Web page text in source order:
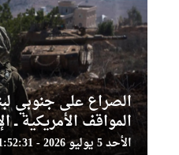
الصراع على جنوبي
المواقف الأمريكية ــ
الأحد 5 يوليو 2026 - 11:52:31